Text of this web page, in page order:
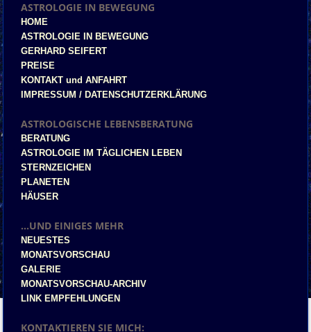
ASTROLOGIE IN BEWEGUNG
HOME
ASTROLOGIE IN BEWEGUNG
GERHARD SEIFERT
PREISE
KONTAKT und ANFAHRT
IMPRESSUM / DATENSCHUTZERKLÄRUNG
ASTROLOGISCHE LEBENSBERATUNG
BERATUNG
ASTROLOGIE IM TÄGLICHEN LEBEN
STERNZEICHEN
PLANETEN
HÄUSER
...UND EINIGES MEHR
NEUESTES
MONATSVORSCHAU
GALERIE
MONATSVORSCHAU-ARCHIV
LINK EMPFEHLUNGEN
KONTAKTIEREN SIE MICH: